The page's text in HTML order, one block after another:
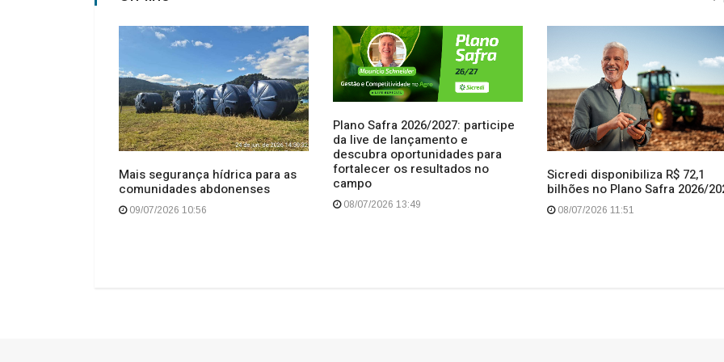
Mais segurança hídrica para as
comunidades abdonenses
09/07/2026 10:56
Plano Safra 2026/2027: participe
da live de lançamento e
descubra oportunidades para
fortalecer os resultados no
campo
08/07/2026 13:49
Sicredi disponibiliza R$ 72,1
bilhões no Plano Safra 2026/
08/07/2026 11:51